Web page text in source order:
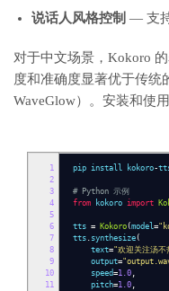
说话人风格控制 — 支
对于中文场景，Kokoro
度和准确度显著优于传统
WaveGlow）。安装和使
1
2
3
4
5
6
7
8
9
10
11
pip install kokoro-
# Python 示例
from kokoro import
tts = Kokoro (model=
tts . synthesize (
text="欢迎关注汤不
output=
speed=1.0 ,
pitch=1.0 ,